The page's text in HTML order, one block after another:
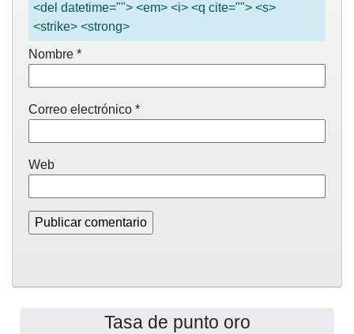
<del datetime=""> <em> <i> <q cite=""> <s>
<strike> <strong>
Nombre *
Correo electrónico *
Web
Tasa de punto oro